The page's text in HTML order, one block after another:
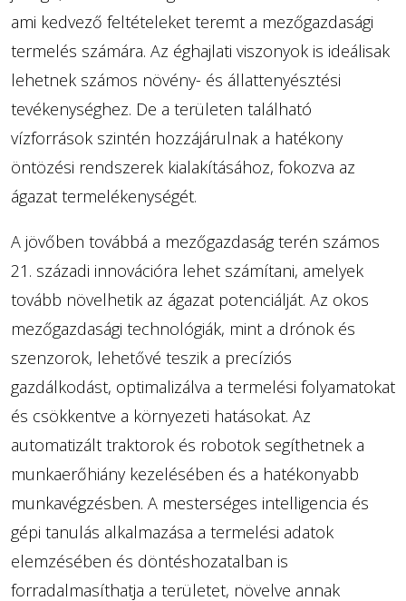
ami kedvező feltételeket teremt a mezőgazdasági
termelés számára. Az éghajlati viszonyok is ideálisak
lehetnek számos növény- és állattenyésztési
tevékenységhez. De a területen található
vízforrások szintén hozzájárulnak a hatékony
öntözési rendszerek kialakításához, fokozva az
ágazat termelékenységét.
A jövőben továbbá a mezőgazdaság terén számos
21. századi innovációra lehet számítani, amelyek
tovább növelhetik az ágazat potenciálját. Az okos
mezőgazdasági technológiák, mint a drónok és
szenzorok, lehetővé teszik a precíziós
gazdálkodást, optimalizálva a termelési folyamatokat
és csökkentve a környezeti hatásokat. Az
automatizált traktorok és robotok segíthetnek a
munkaerőhiány kezelésében és a hatékonyabb
munkavégzésben. A mesterséges intelligencia és
gépi tanulás alkalmazása a termelési adatok
elemzésében és döntéshozatalban is
forradalmasíthatja a területet, növelve annak